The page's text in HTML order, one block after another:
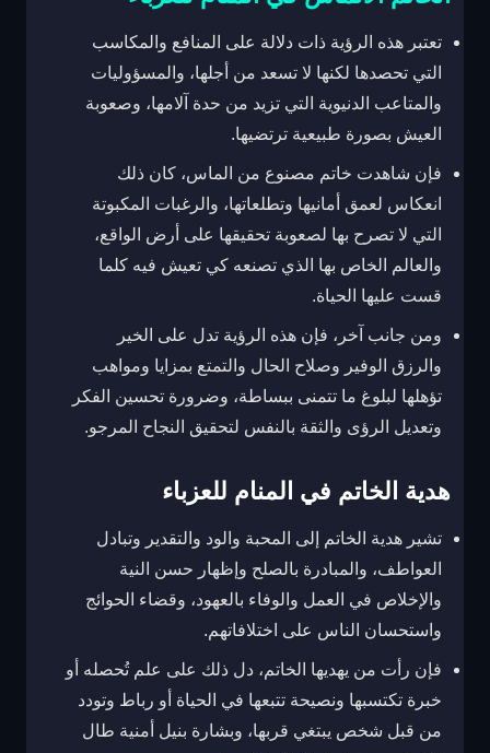
تعتبر هذه الرؤية ذات دلالة على المنافع والمكاسب
التي تحصدها لكنها لا تسعد من أجلها، والمسؤوليات
والمتاعب الدنيوية التي تزيد من حدة آلامها، وصعوبة
العيش بصورة طبيعية ترتضيها.
فإن شاهدت خاتم مصنوع من الماس، كان ذلك
انعكاس لعمق أمانيها وتطلعاتها، والرغبات المكبوتة
التي لا تصرح بها لصعوبة تحقيقها على أرض الواقع،
والعالم الخاص بها الذي تصنعه كي تعيش فيه كلما
قست عليها الحياة.
ومن جانب آخر، فإن هذه الرؤية تدل على الخير
والرزق الوفير وصلاح الحال والتمتع بمزايا ومواهب
تؤهلها لبلوغ ما تتمنى ببساطة، وضرورة تحسين الفكر
وتعديل الرؤى والثقة بالنفس لتحقيق النجاح المرجو.
هدية الخاتم في المنام للعزباء
تشير هدية الخاتم إلى المحبة والود والتقدير وتبادل
العواطف، والمبادرة بالصلح وإظهار حسن النية
والإخلاص في العمل والوفاء بالعهود، وقضاء الحوائج
واستحسان الناس على اختلافاتهم.
فإن رأت من يهديها الخاتم، دل ذلك على علم تُحصله أو
خبرة تكتسبها ونصيحة تتبعها في الحياة أو رباط وتودد
من قبل شخص يبتغي قربها، وبشارة بنيل أمنية طال